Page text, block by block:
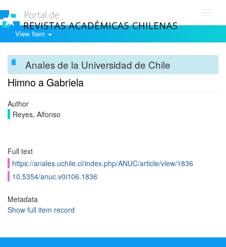
View Item
Anales de la Universidad de Chile
Himno a Gabriela
Author
Reyes, Alfonso
Full text
https://anales.uchile.cl/index.php/ANUC/article/view/1836
10.5354/anuc.v0i106.1836
Metadata
Show full item record